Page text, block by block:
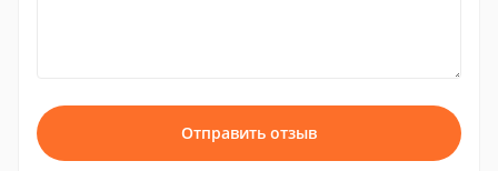
Отправить отзыв